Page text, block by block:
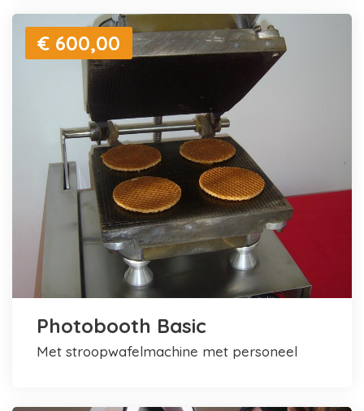
€ 600,00
Photobooth Basic
met stroopwafelmachine met personeel